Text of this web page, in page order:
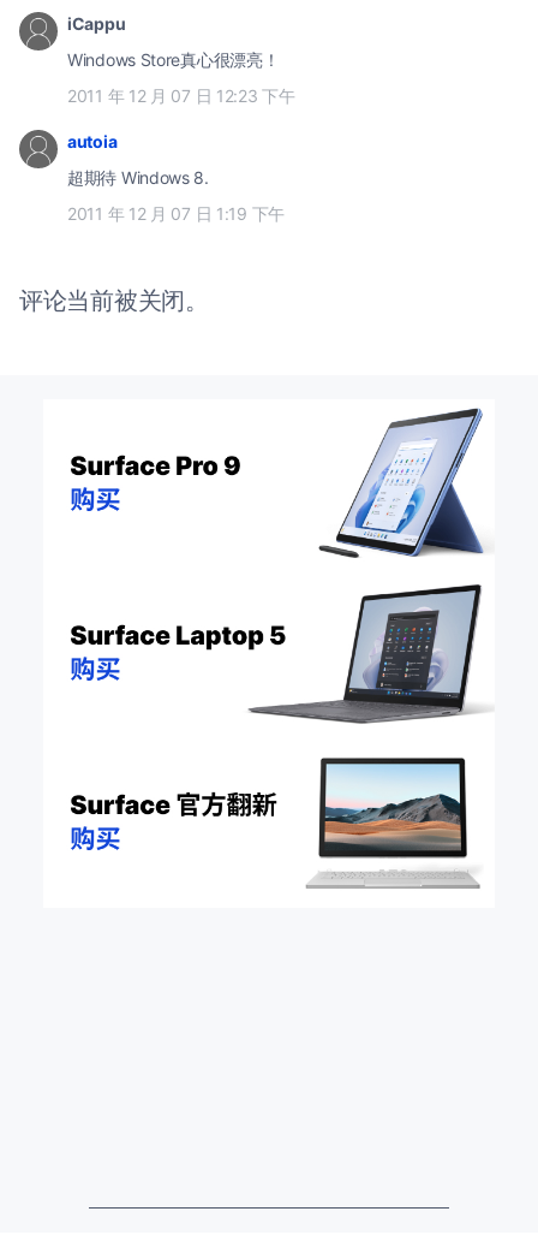
iCappu
Windows Store真心很漂亮！
2011 年 12 月 07 日 12:23 下午
autoia
超期待 Windows 8.
2011 年 12 月 07 日 1:19 下午
评论当前被关闭。